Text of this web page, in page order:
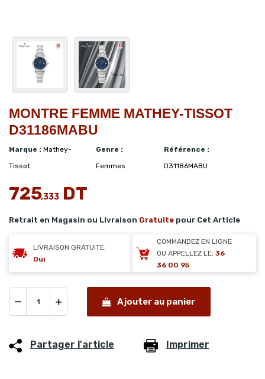
MONTRE FEMME MATHEY-TISSOT
D31186MABU
Marque : Mathey-
Tissot
Genre :
Femmes
Référence :
D31186MABU
725,333 DT
Retrait en Magasin ou Livraison Gratuite pour Cet Article
LIVRAISON GRATUITE:
Oui
COMMANDEZ EN LIGNE
OU APPELLEZ LE: 36
36 00 95
Ajouter au panier
Partager l'article Imprimer